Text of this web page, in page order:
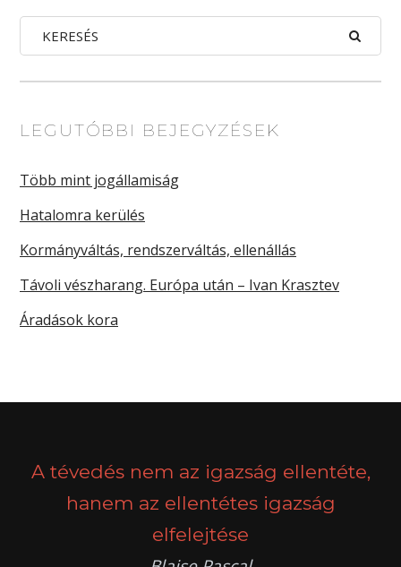
LEGUTÓBBI BEJEGYZÉSEK
Több mint jogállamiság
Hatalomra kerülés
Kormányváltás, rendszerváltás, ellenállás
Távoli vészharang. Európa után – Ivan Krasztev
Áradások kora
A tévedés nem az igazság ellentéte,
hanem az ellentétes igazság
elfelejtése